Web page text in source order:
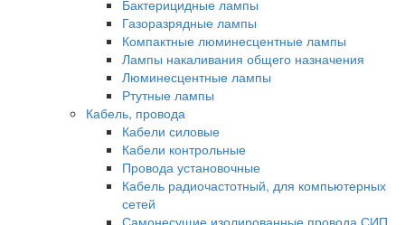
Бактерицидные лампы
Газоразрядные лампы
Компактные люминесцентные лампы
Лампы накаливания общего назначения
Люминесцентные лампы
Ртутные лампы
Кабель, провода
Кабели силовые
Кабели контрольные
Провода установочные
Кабель радиочастотный, для компьютерных
сетей